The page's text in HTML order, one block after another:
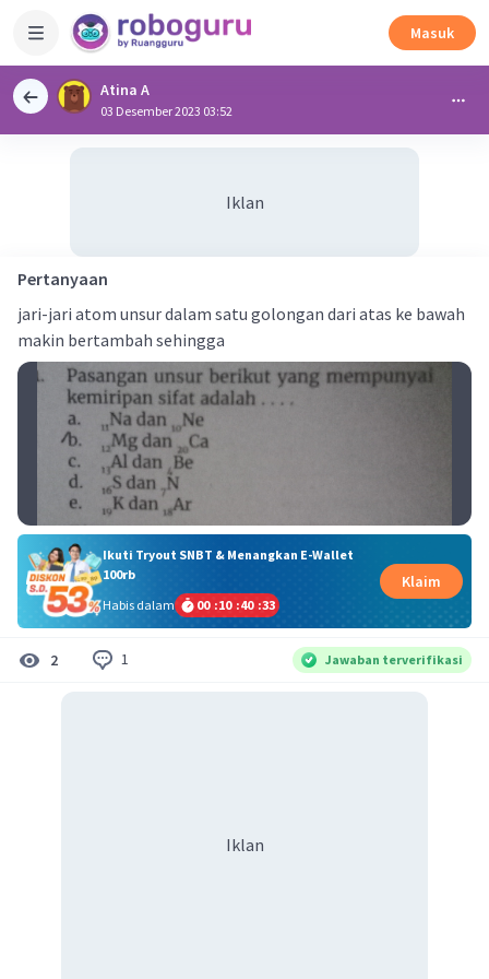
Masuk
Atina A
03 Desember 2023 03:52
Iklan
Pertanyaan
jari-jari atom unsur dalam satu golongan dari atas ke bawah
makin bertambah sehingga
Ikuti Tryout SNBT & Menangkan E-Wallet
100rb
Habis dalam
00 :10 :40 :33
Klaim
2 1 Jawaban terverifikasi
Iklan